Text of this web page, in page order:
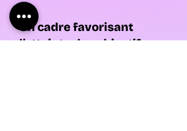
Un cadre favorisant
l’atteinte des objectifs